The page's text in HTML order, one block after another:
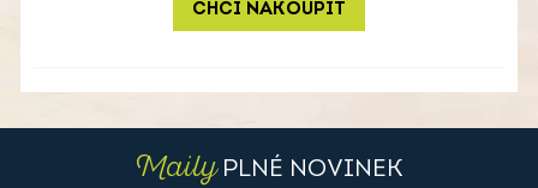
CHCI NAKOUPIT
MailyPLNÉ NOVINEK